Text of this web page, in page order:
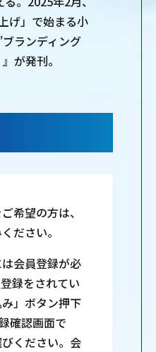
げ」で始まる小
ランディング
が発刊。
希望の方は、
ださい。
会員登録が必
録をされてい
」ボタン押下
確認画面で
びください。会